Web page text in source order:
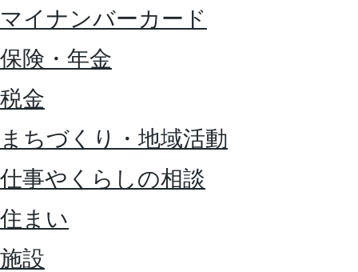
マイナンバーカード
保険・年金
税金
まちづくり・地域活動
仕事やくらしの相談
住まい
施設